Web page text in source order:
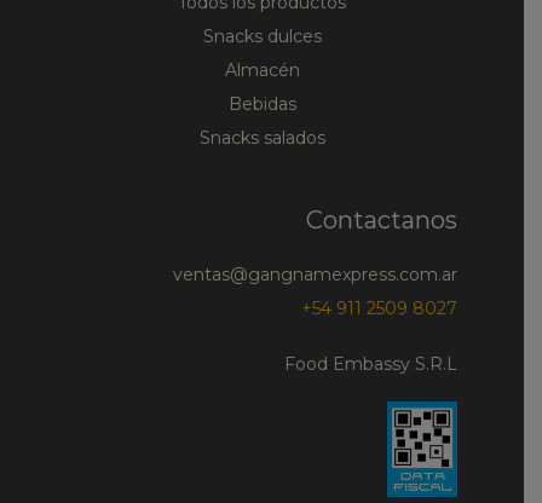
Snacks dulces
Almacén
Bebidas
Snacks salados
Contactanos
ventas@gangnamexpress.com.ar
+54 911 2509 8027
Food Embassy S.R.L